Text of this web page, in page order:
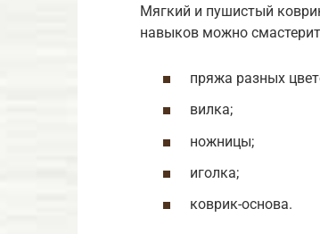
Мягкий и пушистый
навыков можно
пряжа разных
вилка;
ножницы;
иголка;
коврик-основа.